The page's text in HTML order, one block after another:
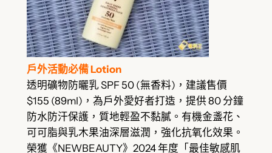
戶外活動必備 Lotion
透明礦物防曬乳 SPF 50 (無香料)，建議售價
$155 (89ml)，為戶外愛好者打造，提供 80 分鐘
防水防汗保護，質地輕盈不黏膩。有機金盞花、
可可脂與乳木果油深層滋潤，強化抗氧化效果。
榮獲《NEWBEAUTY》2024 年度「最佳敏感肌